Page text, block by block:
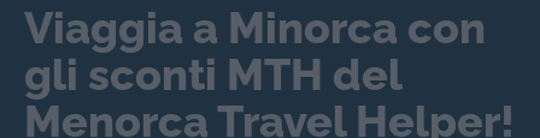
Viaggia a Minorca con
gli sconti MTH del
Menorca Travel Helper!